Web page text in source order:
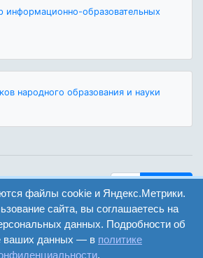
информационно-образовательных
народного образования и науки
вход
регистрация
Версия
сайта для
слабовидящих
файлы cookie и Яндекс.Метрики.
сайта, вы соглашаетесь на
данных. Подробности об
ваших данных — в политике
.